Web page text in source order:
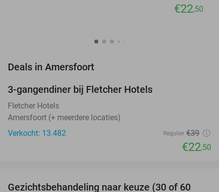
€22,50
Deals in Amersfoort
3-gangendiner bij Fletcher Hotels
Fletcher Hotels
Amersfoort (+ meerdere locaties)
Verkocht: 13.482
Regulier €39
€22,50
Gezichtsbehandeling naar keuze (30 of 60